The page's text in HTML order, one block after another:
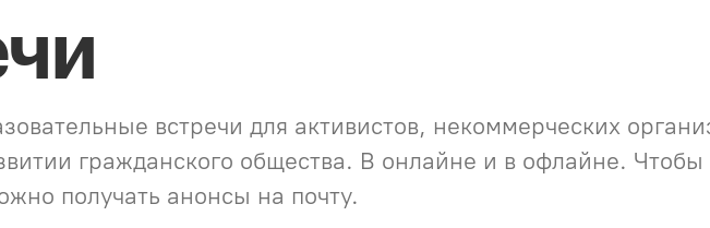
встречи для активистов, некоммерческих
гражданского общества. В онлайне и в офлайне.
получать анонсы на почту.